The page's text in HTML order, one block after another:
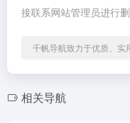
接联系网站管理员进行
千帆导航致力于优质、实
相关导航